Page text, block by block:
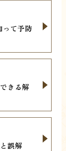
って予防
きる解
誤解